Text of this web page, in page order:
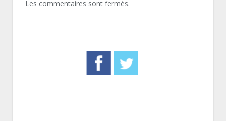
Les commentaires sont fermés.